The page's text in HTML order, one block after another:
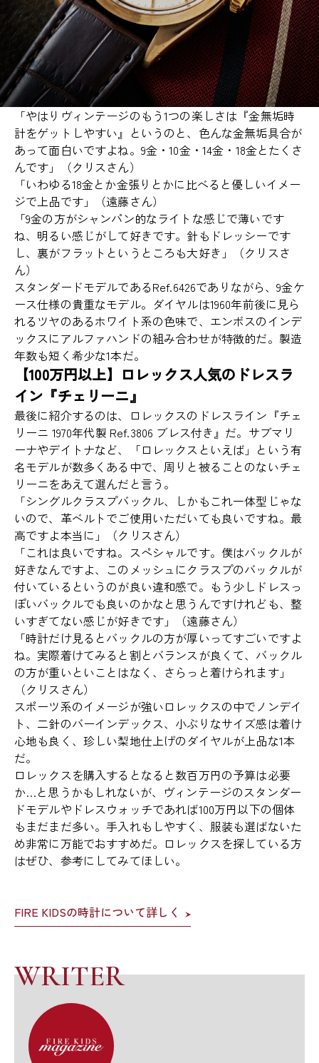
「やはりヴィンテージのもう1つの楽しさは『金無垢時
計をゲットしやすい』というのと、色んな金無垢具合が
あって面白いですよね。9金・10金・14金・18金とたくさ
んです」（クリスさん）
「いわゆる18金とか金張りとかに比べると優しいイメー
ジで上品です」（遠藤さん）
「9金の方がシャンパン的なライトな感じで薄いです
ね、明るい感じがして好きです。針もドレッシーです
し、裏がフラットというところも大好き」（クリスさ
ん）
スタンダードモデルであるRef.6426でありながら、9金ケ
ース仕様の貴重なモデル。ダイヤルは1960年前後に見ら
れるツヤのあるホワイト系の色味で、エンボスのインデ
ックスにアルファハンドの組み合わせが特徴的だ。製造
年数も短く希少な1本だ。
【100万円以上】ロレックス人気のドレスラ
イン『チェリーニ』
最後に紹介するのは、ロレックスのドレスライン『チェ
リーニ 1970年代製 Ref.3806 ブレス付き』だ。サブマリ
ーナやデイトナなど、「ロレックスといえば」という有
名モデルが数多くある中で、周りと被ることのないチェ
リーニをあえて選んだと言う。
「シングルクラスプバックル、しかもこれ一体型じゃな
いので、革ベルトでご使用いただいても良いですね。最
高ですよ本当に」（クリスさん）
「これは良いですね。スペシャルです。僕はバックルが
好きなんですよ、このメッシュにクラスプのバックルが
付いているというのが良い違和感で。もう少しドレスっ
ぽいバックルでも良いのかなと思うんですけれども、整
いすぎてない感じが好きです」（遠藤さん）
「時計だけ見るとバックルの方が厚いってすごいですよ
ね。実際着けてみると割とバランスが良くて、バックル
の方が重いといことはなく、さらっと着けられます」
（クリスさん）
スポーツ系のイメージが強いロレックスの中でノンデイ
ト、二針のバーインデックス、小ぶりなサイズ感は着け
心地も良く、珍しい梨地仕上げのダイヤルが上品な1本
だ。
ロレックスを購入するとなると数百万円の予算は必要
か…と思うかもしれないが、ヴィンテージのスタンダー
ドモデルやドレスウォッチであれば100万円以下の個体
もまだまだ多い。手入れもしやすく、服装も選ばないた
め非常に万能でおすすめだ。ロレックスを探している方
はぜひ、参考にしてみてほしい。
FIRE KIDSの時計について詳しく
WRITER